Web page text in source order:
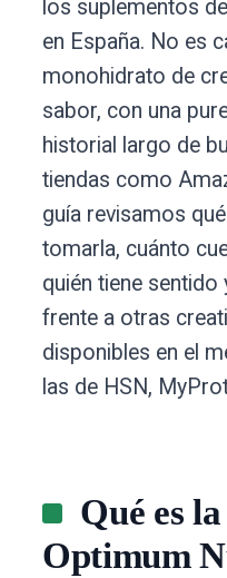
los suplementos
en España. No es
monohidrato de
sabor, con una
historial largo de
tiendas como
guía revisamos
tomarla, cuánto
quién tiene
frente a otras
disponibles en el
las de HSN,
Qué es
Optimum